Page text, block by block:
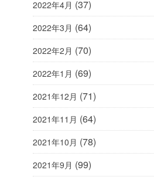
2022年4月 (37)
2022年3月 (64)
2022年2月 (70)
2022年1月 (69)
2021年12月 (71)
2021年11月 (64)
2021年10月 (78)
2021年9月 (99)